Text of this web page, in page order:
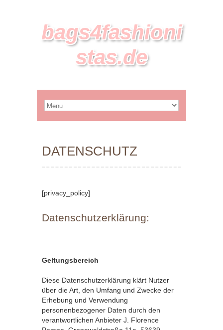
bags4fashioni
stas.de
DATENSCHUTZ
[privacy_policy]
Datenschutzerklärung:
Geltungsbereich
Diese Datenschutzerklärung klärt Nutzer
über die Art, den Umfang und Zwecke der
Erhebung und Verwendung
personenbezogener Daten durch den
verantwortlichen Anbieter J. Florence